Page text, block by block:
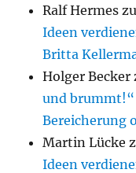
Ralf Hermes
Ideen
Britta
Holger Becker
und
Bereicherung
Martin Lücke
Ideen